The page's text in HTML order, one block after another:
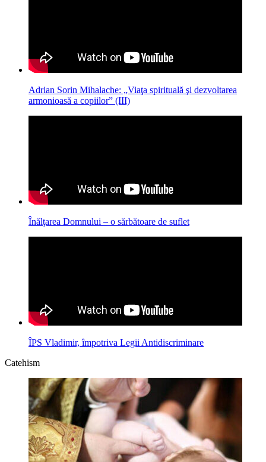
Adrian Sorin Mihalache: „Viaţa spirituală şi dezvoltarea
armonioasă a copiilor” (III)
Înălţarea Domnului – o sărbătoare de suflet
ÎPS Vladimir, împotriva Legii Antidiscriminare
Catehism